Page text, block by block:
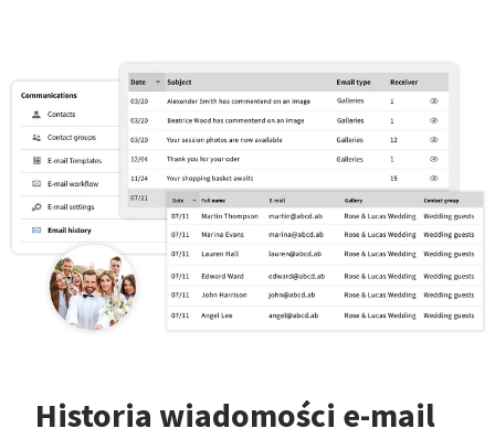
Historia wiadomości e-mail